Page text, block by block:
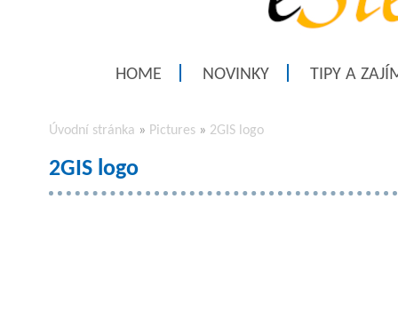
HOME NOVINKY TIPY A
Úvodní stránka » Pictures » 2GIS logo
2GIS logo